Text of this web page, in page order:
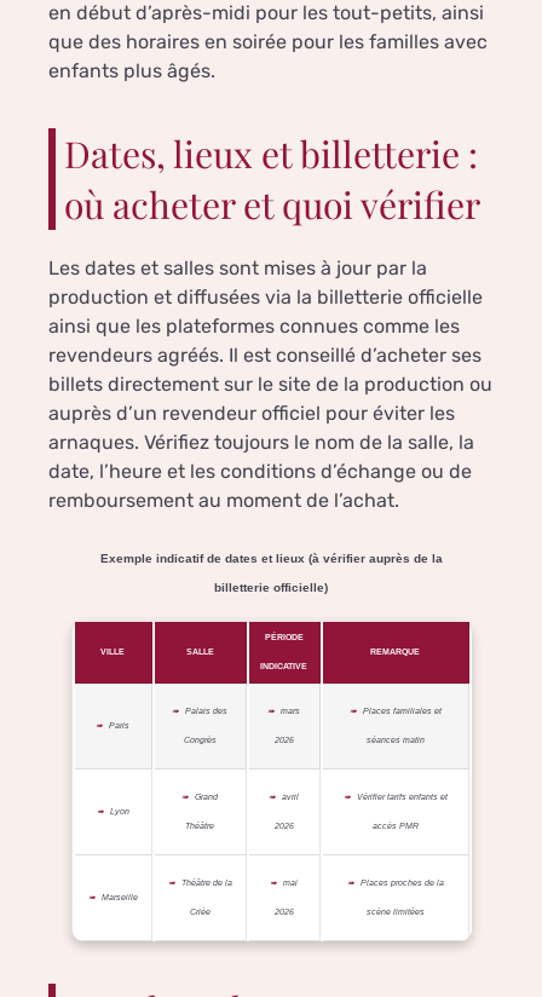
en début d’après-midi pour les tout-petits, ainsi
que des horaires en soirée pour les familles avec
enfants plus âgés.
Dates, lieux et billetterie :
où acheter et quoi vérifier
Les dates et salles sont mises à jour par la
production et diffusées via la billetterie officielle
ainsi que les plateformes connues comme les
revendeurs agréés. Il est conseillé d’acheter ses
billets directement sur le site de la production ou
auprès d’un revendeur officiel pour éviter les
arnaques. Vérifiez toujours le nom de la salle, la
date, l’heure et les conditions d’échange ou de
remboursement au moment de l’achat.
Exemple indicatif de dates et lieux (à vérifier auprès de la
billetterie officielle)
VILLE SALLE
PÉRIODE
INDICATIVE
REMARQUE
Paris
Palais des
Congrès
mars
2026
Places familiales et
séances matin
Lyon
Grand
Théâtre
avril
2026
Vérifier tarifs enfants et
accès PMR
Marseille
Théâtre de la
Criée
mai
2026
Places proches de la
scène limitées